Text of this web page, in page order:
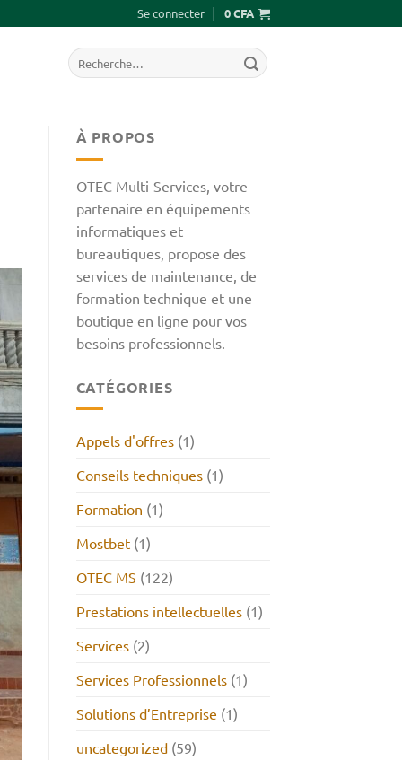
Se connecter 0CFA
Recherche
pour :
À PROPOS
OTEC Multi-Services, votre
partenaire en équipements
informatiques et
bureautiques, propose des
services de maintenance, de
formation technique et une
boutique en ligne pour vos
besoins professionnels.
CATÉGORIES
Appels d'offres(1)
Conseils techniques(1)
Formation (1)
Mostbet(1)
OTEC MS (122)
Prestations intellectuelles(1)
Services(2)
Services Professionnels(1)
Solutions d’Entreprise (1)
uncategorized(59)